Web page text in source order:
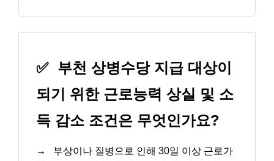
✅ 부천 상병수당 지급 대상이
되기 위한 근로능력 상실 및 소
득 감소 조건은 무엇인가요?
→
부상이나 질병으로 인해 30일 이상 근로가